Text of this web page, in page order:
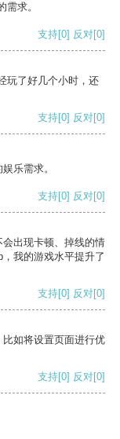
求。
支持[0] 反对[0]
玩了好几个小时，还
支持[0] 反对[0]
乐需求。
支持[0] 反对[0]
出现卡顿、掉线的情
我的游戏水平提升了
支持[0] 反对[0]
如将设置页面进行优
支持[0] 反对[0]